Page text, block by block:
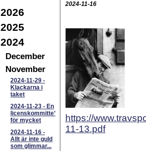
2026
2025
2024
December
November
2024-11-29 -
Klackarna i
taket
2024-11-23 - En
licenskommitte’
för mycket
2024-11-16 -
Allt är inte guld
som glimmar...
2024-11-16
https://
11-13.pdf